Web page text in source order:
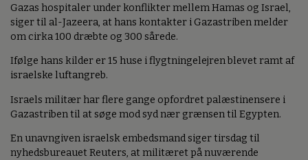
Gazas hospitaler under konflikter mellem Hamas og Israel,
siger til al-Jazeera, at hans kontakter i Gazastriben melder
om cirka 100 dræbte og 300 sårede.
Ifølge hans kilder er 15 huse i flygtningelejren blevet ramt af
israelske luftangreb.
Israels militær har flere gange opfordret palæstinensere i
Gazastriben til at søge mod syd nær grænsen til Egypten.
En unavngiven israelsk embedsmand siger tirsdag til
nyhedsbureauet Reuters, at militæret på nuværende